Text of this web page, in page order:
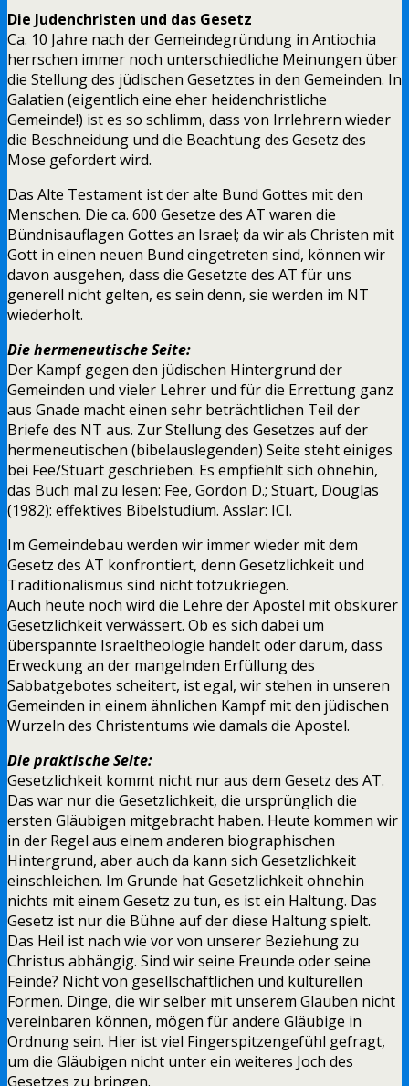
Die Judenchristen und das Gesetz
Ca. 10 Jahre nach der Gemeindegründung in Antiochia
herrschen immer noch unterschiedliche Meinungen über
die Stellung des jüdischen Gesetztes in den Gemeinden. In
Galatien (eigentlich eine eher heidenchristliche
Gemeinde!) ist es so schlimm, dass von Irrlehrern wieder
die Beschneidung und die Beachtung des Gesetz des
Mose gefordert wird.
Das Alte Testament ist der alte Bund Gottes mit den
Menschen. Die ca. 600 Gesetze des AT waren die
Bündnisauflagen Gottes an Israel; da wir als Christen mit
Gott in einen neuen Bund eingetreten sind, können wir
davon ausgehen, dass die Gesetzte des AT für uns
generell nicht gelten, es sein denn, sie werden im NT
wiederholt.
Die hermeneutische Seite:
Der Kampf gegen den jüdischen Hintergrund der
Gemeinden und vieler Lehrer und für die Errettung ganz
aus Gnade macht einen sehr beträchtlichen Teil der
Briefe des NT aus. Zur Stellung des Gesetzes auf der
hermeneutischen (bibelauslegenden) Seite steht einiges
bei Fee/Stuart geschrieben. Es empfiehlt sich ohnehin,
das Buch mal zu lesen: Fee, Gordon D.; Stuart, Douglas
(1982): effektives Bibelstudium. Asslar: ICI.
Im Gemeindebau werden wir immer wieder mit dem
Gesetz des AT konfrontiert, denn Gesetzlichkeit und
Traditionalismus sind nicht totzukriegen.
Auch heute noch wird die Lehre der Apostel mit obskurer
Gesetzlichkeit verwässert. Ob es sich dabei um
überspannte Israeltheologie handelt oder darum, dass
Erweckung an der mangelnden Erfüllung des
Sabbatgebotes scheitert, ist egal, wir stehen in unseren
Gemeinden in einem ähnlichen Kampf mit den jüdischen
Wurzeln des Christentums wie damals die Apostel.
Die praktische Seite:
Gesetzlichkeit kommt nicht nur aus dem Gesetz des AT.
Das war nur die Gesetzlichkeit, die ursprünglich die
ersten Gläubigen mitgebracht haben. Heute kommen wir
in der Regel aus einem anderen biographischen
Hintergrund, aber auch da kann sich Gesetzlichkeit
einschleichen. Im Grunde hat Gesetzlichkeit ohnehin
nichts mit einem Gesetz zu tun, es ist ein Haltung. Das
Gesetz ist nur die Bühne auf der diese Haltung spielt.
Das Heil ist nach wie vor von unserer Beziehung zu
Christus abhängig. Sind wir seine Freunde oder seine
Feinde? Nicht von gesellschaftlichen und kulturellen
Formen. Dinge, die wir selber mit unserem Glauben nicht
vereinbaren können, mögen für andere Gläubige in
Ordnung sein. Hier ist viel Fingerspitzengefühl gefragt,
um die Gläubigen nicht unter ein weiteres Joch des
Gesetzes zu bringen.